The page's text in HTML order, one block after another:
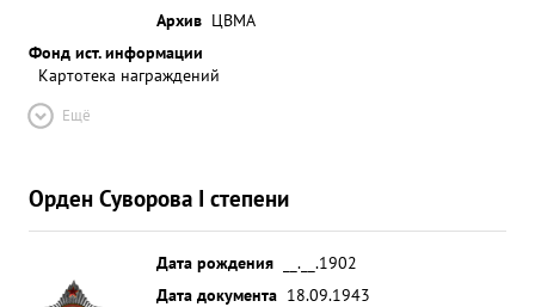
Архив ЦВМА
Фонд ист. информации
Картотека награждений
Ещё
Орден Суворова I степени
Дата рождения
__.__.1902
Дата документа 18.09.1943